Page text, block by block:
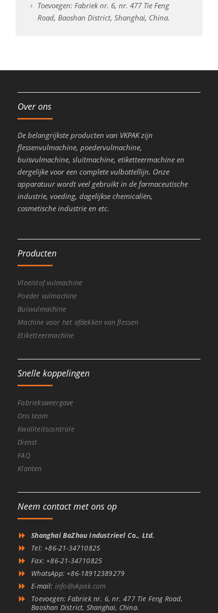
Toevoegen: Fabriek nr. 6, nr. 477 Tie Feng
Road, Baoshan District, Shanghai, China.
Over ons
De belangrijkste producten van VKPAK zijn
flessenvulmachine, poedervulmachine,
buisvulmachine, sluitmachine, etiketteermachine en
dergelijke voor een complete vulbottellijn. Onze
apparatuur wordt veel gebruikt in de farmaceutische
industrie, voeding, dagelijkse chemicaliën,
cosmetische industrie en etc.
Producten
Vloeistof vulmachine
Poeder vulmachine
Buisvulmachine
Machine voor het afdekken van flessen
Etiketteermachine
Snelle koppelingen
Fabrieksweergave
Ons team
Kwaliteitscontrole
Dienst
FAQ
Klanten
Neem contact met ons op
Shanghai BaZhou Industrieel Co., Ltd.
Tel: +86-21-34710825
Fax: +86-21-34710825
WhatsApp: +86-18912389279
E-mail: info@vkpak.com
Toevoegen: Fabriek nr. 6, nr. 477 Tie Feng Road,
Baoshan District, Shanghai, China.